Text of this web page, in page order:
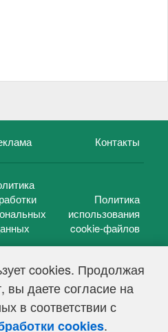
cookies. Продолжая
вы даете согласие на
в соответствии с
cookies.
Контакты
Политика
использования
cookie-файлов
2026 г.
СМИ Эл № ФС 77-39848, выдано
в сфере связи,